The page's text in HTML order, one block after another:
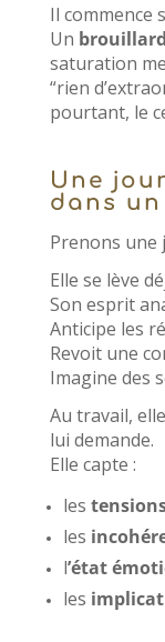
Il commence
Un brouillard
saturation
“rien
pourtant, le
Une
dans
Prenons une
Elle se lève
Son esprit
Anticipe les
Revoit une
Imagine des
Au travail,
lui demande.
Elle capte :
les
les
l’état
les